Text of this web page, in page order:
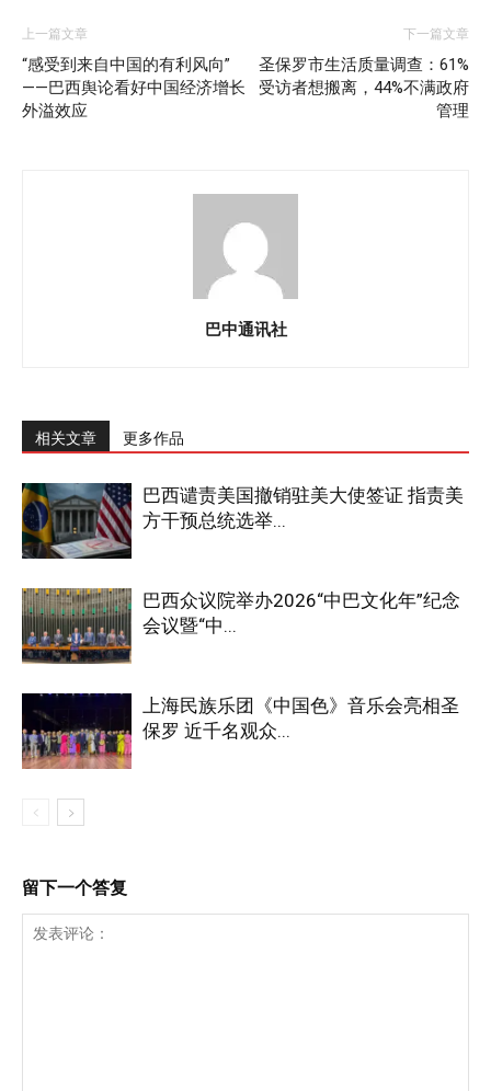
上一篇文章
“感受到来自中国的有利风向”
——巴西舆论看好中国经济增长
外溢效应
下一篇文章
圣保罗市生活质量调查：61%
受访者想搬离，44%不满政府
管理
巴中通讯社
相关文章 更多作品
巴西谴责美国撤销驻美大使签证 指责美
方干预总统选举...
巴西众议院举办2026“中巴文化年”纪念
会议暨“中...
上海民族乐团《中国色》音乐会亮相圣
保罗 近千名观众...
留下一个答复